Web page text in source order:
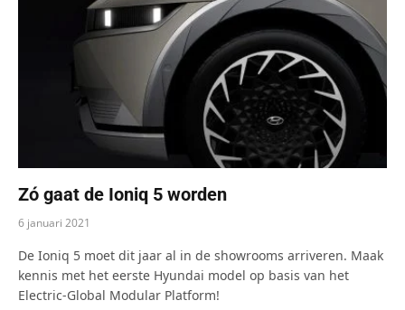
Zó gaat de Ioniq 5 worden
6 januari 2021
De Ioniq 5 moet dit jaar al in de showrooms arriveren. Maak
kennis met het eerste Hyundai model op basis van het
Electric-Global Modular Platform!